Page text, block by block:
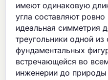
имеют одинаковую
угла составляют
идеальная симметрия
треугольники одной
фундаментальных
встречающейся во
инженерии до природы